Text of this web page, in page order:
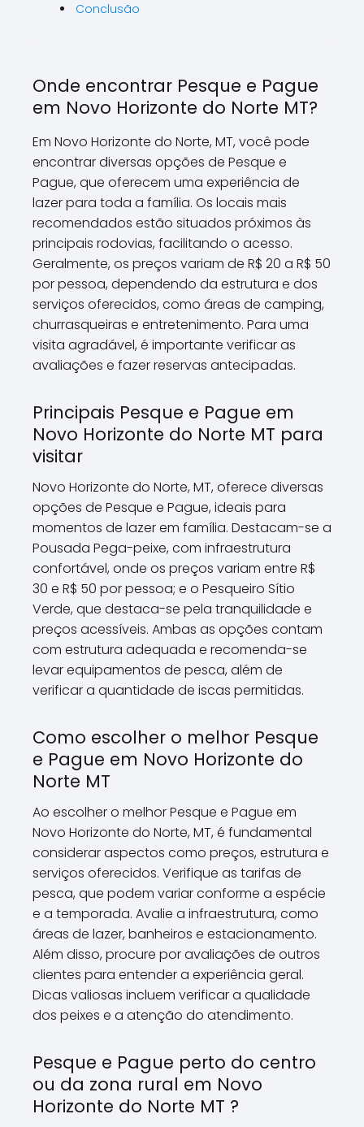
Conclusão
Onde encontrar Pesque e Pague
em Novo Horizonte do Norte MT?
Em Novo Horizonte do Norte, MT, você pode
encontrar diversas opções de Pesque e
Pague, que oferecem uma experiência de
lazer para toda a família. Os locais mais
recomendados estão situados próximos às
principais rodovias, facilitando o acesso.
Geralmente, os preços variam de R$ 20 a R$ 50
por pessoa, dependendo da estrutura e dos
serviços oferecidos, como áreas de camping,
churrasqueiras e entretenimento. Para uma
visita agradável, é importante verificar as
avaliações e fazer reservas antecipadas.
Principais Pesque e Pague em
Novo Horizonte do Norte MT para
visitar
Novo Horizonte do Norte, MT, oferece diversas
opções de Pesque e Pague, ideais para
momentos de lazer em família. Destacam-se a
Pousada Pega-peixe, com infraestrutura
confortável, onde os preços variam entre R$
30 e R$ 50 por pessoa; e o Pesqueiro Sítio
Verde, que destaca-se pela tranquilidade e
preços acessíveis. Ambas as opções contam
com estrutura adequada e recomenda-se
levar equipamentos de pesca, além de
verificar a quantidade de iscas permitidas.
Como escolher o melhor Pesque
e Pague em Novo Horizonte do
Norte MT
Ao escolher o melhor Pesque e Pague em
Novo Horizonte do Norte, MT, é fundamental
considerar aspectos como preços, estrutura e
serviços oferecidos. Verifique as tarifas de
pesca, que podem variar conforme a espécie
e a temporada. Avalie a infraestrutura, como
áreas de lazer, banheiros e estacionamento.
Além disso, procure por avaliações de outros
clientes para entender a experiência geral.
Dicas valiosas incluem verificar a qualidade
dos peixes e a atenção do atendimento.
Pesque e Pague perto do centro
ou da zona rural em Novo
Horizonte do Norte MT ?